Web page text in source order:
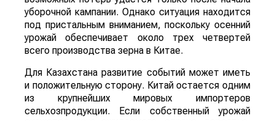
уборочной кампании. Однако ситуация находится
под пристальным вниманием, поскольку осенний
урожай обеспечивает около трех четвертей
всего производства зерна в Китае.
Для Казахстана развитие событий может иметь
и положительную сторону. Китай остается одним
из крупнейших мировых импортеров
сельхозпродукции. Если собственный урожай